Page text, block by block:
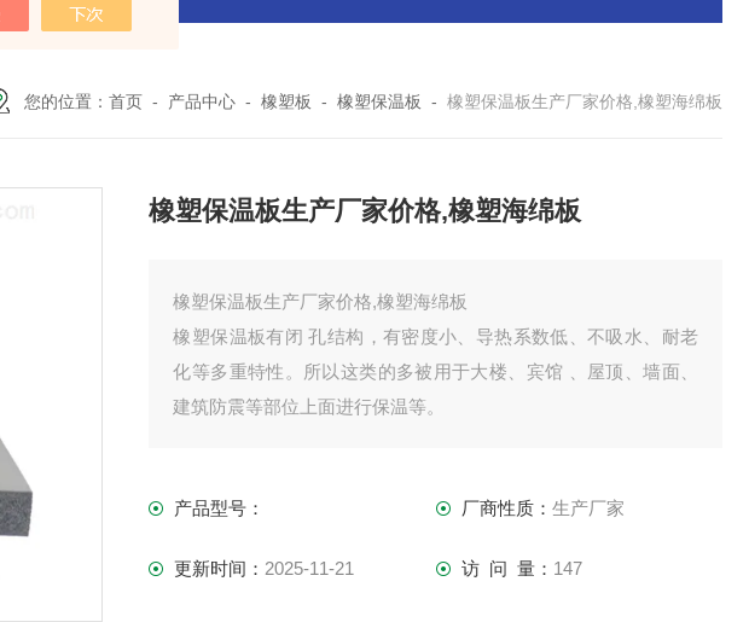
您的位置： 首页 - 产品中心 - 橡塑板 - 橡塑保温板 - 橡塑保温板生产厂家价格,橡塑海绵板
橡塑保温板生产厂家价格,橡塑海绵板
橡塑保温板生产厂家价格,橡塑海绵板
橡塑保温板有闭 孔结构，有密度小、导热系数低、不吸水、耐老
化等多重特性。所以这类的多被用于大楼、宾馆 、屋顶、墙面、
建筑防震等部位上面进行保温等。
产品型号： 厂商性质： 生产厂家
更新时间： 2025-11-21 访 问 量： 147